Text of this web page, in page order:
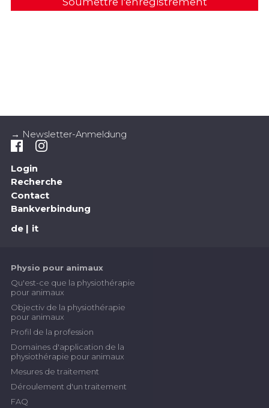
→ Newsletter-Anmeldung
Login
Recherche
Contact
Bankverbindung
de
it
Physio pour animaux
Qu'est-ce que la physiothérapie
pour animaux
Objectiv de la physiothérapie
pour animaux
Profil de la profession
Domaines d'application de la
physiothérapie pour animaux
Mesures de traitement
Déroulement d'un traitement
FAQ